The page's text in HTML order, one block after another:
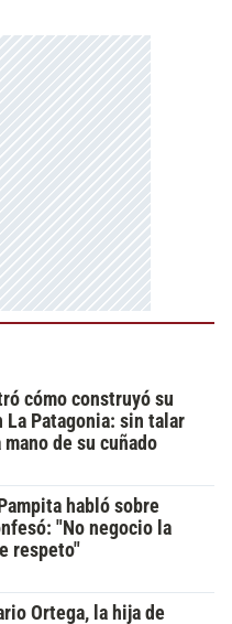
cómo construyó su
La Patagonia: sin talar
de su cuñado
habló sobre
"No negocio la
respeto"
Ortega, la hija de